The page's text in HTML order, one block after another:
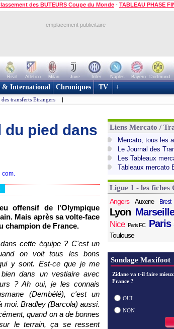
des BUTEURS Coupe du Monde - TABLEAU PHASE
emplacement publicitaire
Real Atletico Milan Juve Inter Naples Bayern
Dortmund
& International Chroniques TV +
transferts Etrangers |
du pied dans
com.
offensif de l'Olympique
Mais après sa volte-face
champion de France.
cette équipe ? C'est un
on voit tous les bons
y sont. Est-ce que je me
bien dans un vestiaire avec
? Ah oui, je les connais
(Dembélé), c'est un
moi. Bradley (Barcola) aussi.
quand on a de bonnes
le terrain, ça se ressent
Liens Mercato /
Mercato, tous les
Le Journal des
Les Tableaux
Tableaux mercato
Ligue 1 - les fiches
Angers
Auxerre Brest
Lyon Marseille
Nice Paris FC Paris
Toulouse
Sondage Maxifoot
Zidane va t-il faire mieux
France ?
OUI
NON